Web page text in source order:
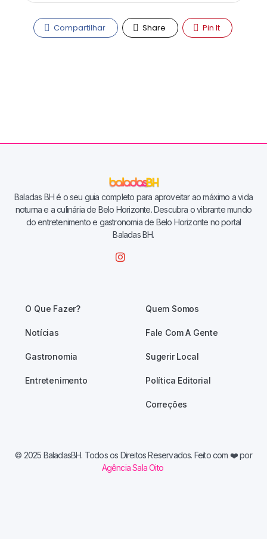
Compartilhar Share Pin It
Baladas BH é o seu guia completo para aproveitar ao máximo a vida
noturna e a culinária de Belo Horizonte. Descubra o vibrante mundo
do entretenimento e gastronomia de Belo Horizonte no portal
Baladas BH.
O Que Fazer?
Notícias
Gastronomia
Entretenimento
Quem Somos
Fale Com A Gente
Sugerir Local
Política Editorial
Correções
© 2025 BaladasBH. Todos os Direitos Reservados. Feito com ❤️ por
Agência Sala Oito